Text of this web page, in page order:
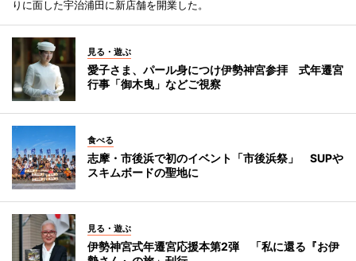
りに面した宇治浦田に新店舗を開業した。
見る・遊ぶ
愛子さま、パール身につけ伊勢神宮参拝 式年遷宮
行事「御木曳」などご視察
食べる
志摩・市後浜で初のイベント「市後浜祭」 SUPや
スキムボードの聖地に
見る・遊ぶ
伊勢神宮式年遷宮応援本第2弾 「私に還る『お伊